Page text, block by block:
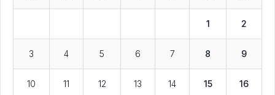
1 2
3 4 5 6 7 8 9
10 11 12 13 14 15 16